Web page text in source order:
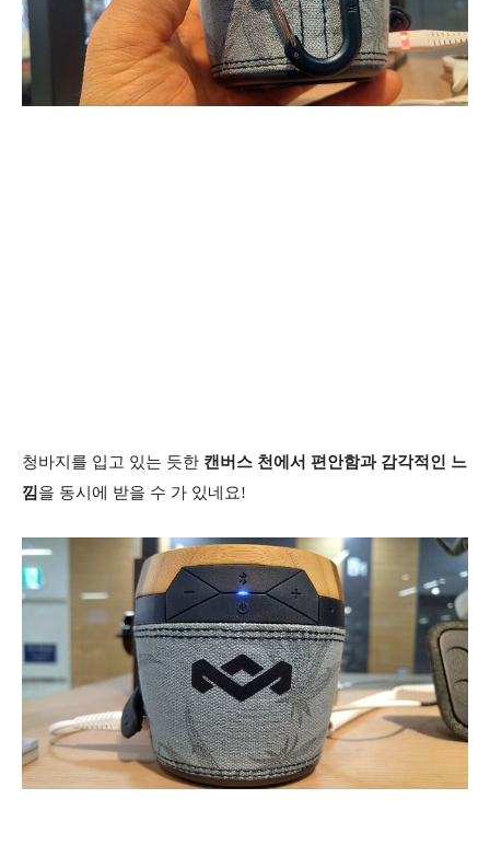
청바지를 입고 있는 듯한 캔버스 천에서 편안함과 감각적인 느
낌을 동시에 받을 수 가 있네요!